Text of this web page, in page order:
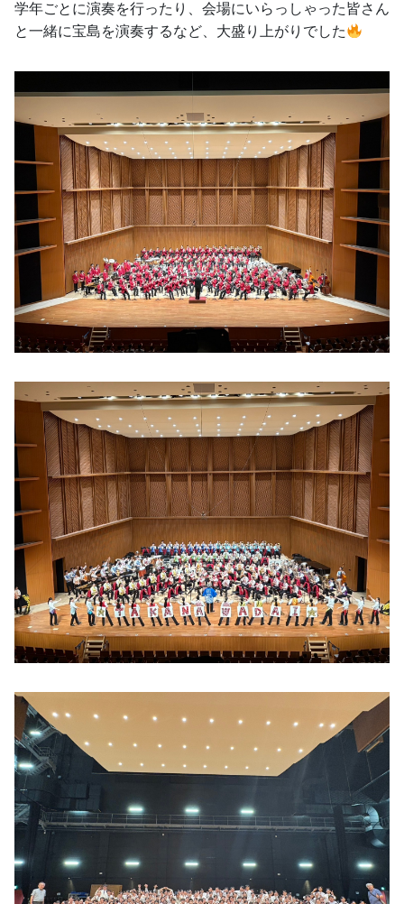
学年ごとに演奏を行ったり、会場にいらっしゃった皆さん
と一緒に宝島を演奏するなど、大盛り上がりでした